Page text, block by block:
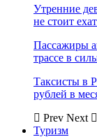
Утренние
не стоит
Пассажиры
трассе в
Таксисты в
рублей в
Prev Next
Туризм